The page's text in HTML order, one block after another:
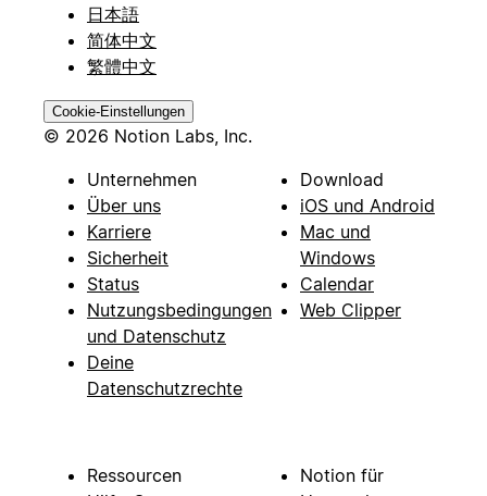
日本語
简体中文
繁體中文
Cookie-Einstellungen
© 2026 Notion Labs, Inc.
Unternehmen
Über uns
Karriere
Sicherheit
Status
Nutzungsbedingungen
und Datenschutz
Deine
Datenschutzrechte
Download
iOS und Android
Mac und
Windows
Calendar
Web Clipper
Ressourcen
Notion für